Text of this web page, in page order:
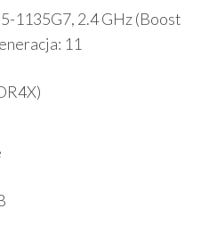
1135G7, 2.4 GHz (Boost
11